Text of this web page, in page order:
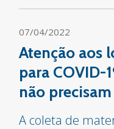
07/04/2022
Atenção aos
para COVID-
não
A coleta de